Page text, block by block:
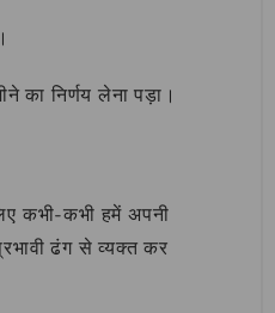
का निर्णय लेना पड़ा।
कभी-कभी हमें अपनी
ढंग से व्यक्त कर